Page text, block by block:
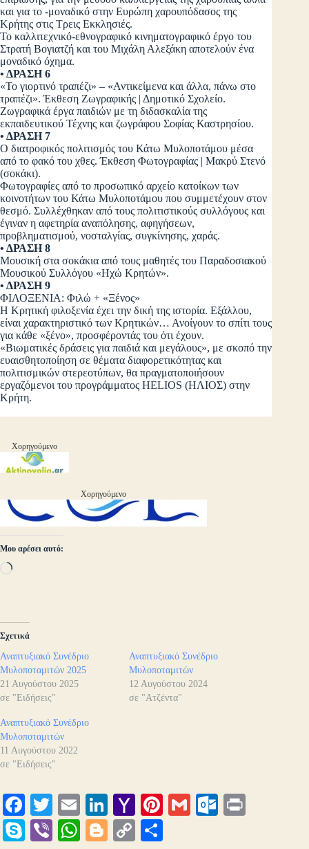
και για το -μοναδικό στην Ευρώπη χαρουπόδασος της
Κρήτης στις Τρεις Εκκλησιές.
Το καλλιτεχνικό-εθνογραφικό κινηματογραφικό έργο του
Στρατή Βογιατζή και του Μιχάλη Αλεξάκη αποτελούν ένα
μοναδικό όχημα.
• ΔΡΑΣΗ 6
«Το γιορτινό τραπέζι» – «Αντικείμενα και άλλα, πάνω στο
τραπέζι». Έκθεση Ζωγραφικής | Δημοτικό Σχολείο.
Ζωγραφικά έργα παιδιών με τη διδασκαλία της
εκπαιδευτικού Τέχνης και ζωγράφου Σοφίας Καστρησίου.
• ΔΡΑΣΗ 7
Ο διατροφικός πολιτισμός του Κάτω Mυλοποτάμου μέσα
από το φακό του χθες. Έκθεση Φωτογραφίας | Μακρύ Στενό
(σοκάκι).
Φωτογραφίες από το προσωπικό αρχείο κατοίκων των
κοινοτήτων του Κάτω Μυλοποτάμου που συμμετέχουν στον
θεσμό. Συλλέχθηκαν από τους πολιτιστικούς συλλόγους και
έγιναν η αφετηρία αναπόλησης, αφηγήσεων,
προβληματισμού, νοσταλγίας, συγκίνησης, χαράς.
• ΔΡΑΣΗ 8
Μουσική στα σοκάκια από τους μαθητές του Παραδοσιακού
Μουσικού Συλλόγου «Ηχώ Κρητών».
• ΔΡΑΣΗ 9
ΦΙΛΟΞΕΝΙΑ: Φιλώ + «Ξένος»
Η Κρητική φιλοξενία έχει την δική της ιστορία. Εξάλλου,
είναι χαρακτηριστικό των Κρητικών… Ανοίγουν το σπίτι τους
για κάθε «ξένο», προσφέροντάς του ότι έχουν.
«Βιωματικές δράσεις για παιδιά και μεγάλους», με σκοπό την
ευαισθητοποίηση σε θέματα διαφορετικότητας και
πολιτισμικών στερεοτύπων, θα πραγματοποιήσουν
εργαζόμενοι του προγράμματος HELIOS (ΗΛΙΟΣ) στην
Κρήτη.
Χορηγούμενο
Χορηγούμενο
Μου αρέσει αυτό:
Loading…
Σχετικά
Αναπτυξιακό Συνέδριο
Μυλοποταμιτών 2025
21 Αυγούστου 2025
σε "Ειδήσεις"
Αναπτυξιακό Συνέδριο
Μυλοποταμιτών
12 Αυγούστου 2024
σε "Ατζέντα"
Αναπτυξιακό Συνέδριο
Μυλοποταμιτών
11 Αυγούστου 2022
σε "Ειδήσεις"
Fa
ce
T
wi
E
m
Li
nk
Y
ah
Pi
G
O
S
Vi
W
Bl
C